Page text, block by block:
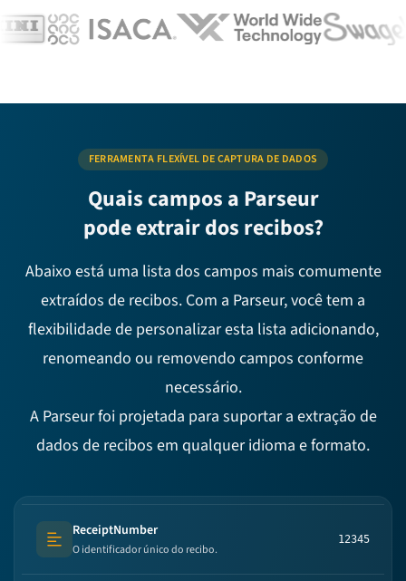
FERRAMENTA FLEXÍVEL DE CAPTURA DE DADOS
Quais campos a Parseur
pode extrair dos recibos?
Abaixo está uma lista dos campos mais comumente
extraídos de recibos. Com a Parseur, você tem a
flexibilidade de personalizar esta lista adicionando,
renomeando ou removendo campos conforme
necessário.
A Parseur foi projetada para suportar a extração de
dados de recibos em qualquer idioma e formato.
Text (multi-lines)
ReceiptNumber
O identificador único do recibo.
12345